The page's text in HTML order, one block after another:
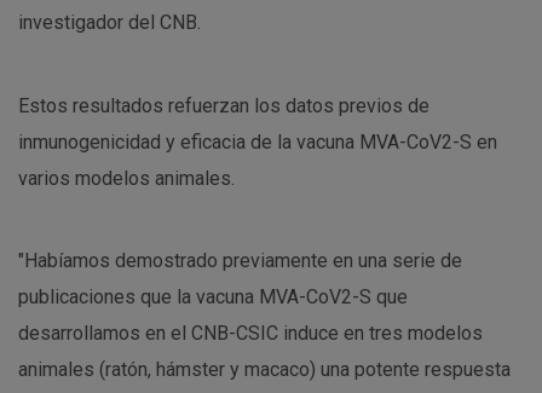
investigador del CNB.
Estos resultados refuerzan los datos previos de
inmunogenicidad y eficacia de la vacuna MVA-CoV2-S en
varios modelos animales.
"Habíamos demostrado previamente en una serie de
publicaciones que la vacuna MVA-CoV2-S que
desarrollamos en el CNB-CSIC induce en tres modelos
animales (ratón, hámster y macaco) una potente respuesta